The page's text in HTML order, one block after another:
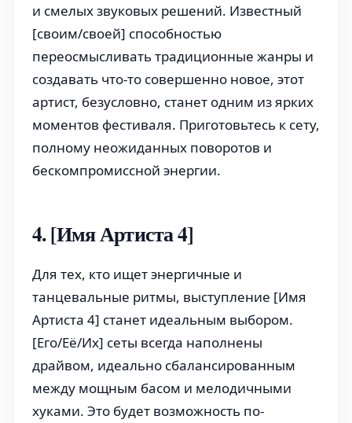
и смелых звуковых решений. Известный
[своим/своей] способностью
переосмысливать традиционные жанры и
создавать что-то совершенно новое, этот
артист, безусловно, станет одним из ярких
моментов фестиваля. Приготовьтесь к сету,
полному неожиданных поворотов и
бескомпромиссной энергии.
4. [Имя Артиста 4]
Для тех, кто ищет энергичные и
танцевальные ритмы, выступление [Имя
Артиста 4] станет идеальным выбором.
[Его/Её/Их] сеты всегда наполнены
драйвом, идеально сбалансированным
между мощным басом и мелодичными
хуками. Это будет возможность по-